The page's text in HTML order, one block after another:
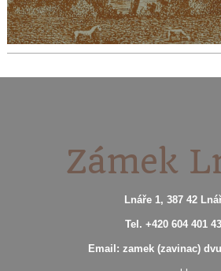
Zámek
Lnáře 1, 387 42
Tel. +420 604 401
Email: zamek (zavinac)